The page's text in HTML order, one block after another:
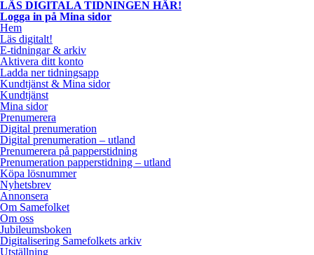
LÄS DIGITALA TIDNINGEN HÄR!
Logga in på Mina sidor
Hem
Läs digitalt!
E-tidningar & arkiv
Aktivera ditt konto
Ladda ner tidningsapp
Kundtjänst & Mina sidor
Kundtjänst
Mina sidor
Prenumerera
Digital prenumeration
Digital prenumeration – utland
Prenumerera på papperstidning
Prenumeration papperstidning – utland
Köpa lösnummer
Nyhetsbrev
Annonsera
Om Samefolket
Om oss
Jubileumsboken
Digitalisering Samefolkets arkiv
Utställning